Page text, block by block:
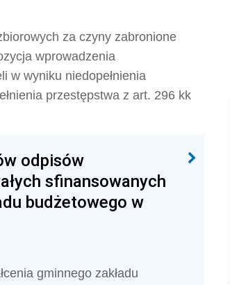
za czyny zabronione
wprowadzenia
w wyniku niedopełnienia
przestępstwa z art. 296 kk
odpisów
sfinansowanych
budżetowego w
gminnego zakładu